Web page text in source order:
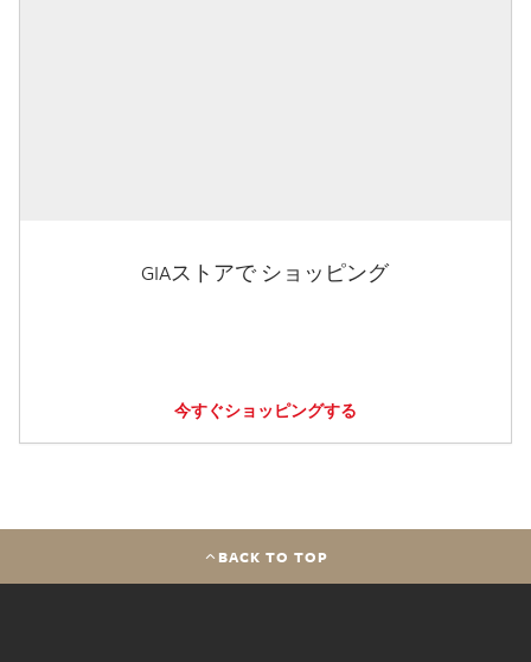
GIAストアで ショッピング
今すぐショッピングする
BACK TO TOP